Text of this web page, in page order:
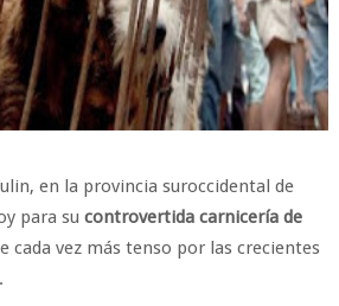
en la provincia suroccidental de
para su controvertida carnicería de
cada vez más tenso por las crecientes